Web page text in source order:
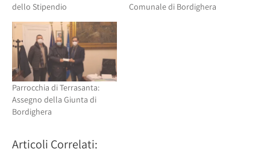
dello Stipendio
Comunale di Bordighera
Parrocchia di Terrasanta:
Assegno della Giunta di
Bordighera
Articoli Correlati: